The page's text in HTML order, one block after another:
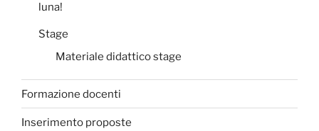
luna!
Stage
Materiale didattico stage
Formazione docenti
Inserimento proposte